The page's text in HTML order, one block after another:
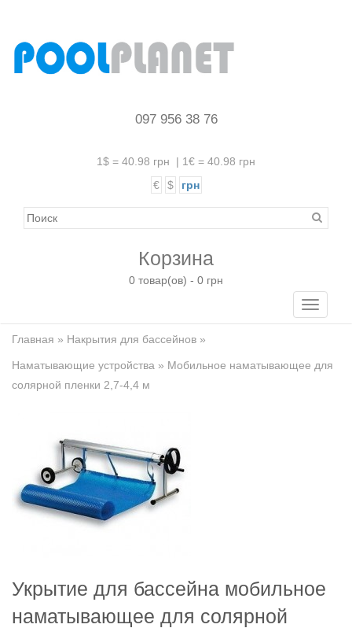
097 956 38 76
1$ = 40.98 грн | 1€ = 40.98 грн
€
$ грн
Корзина
0 товар(ов) - 0 грн
Toggle
Главная » Накрытия для бассейнов »
Наматывающие устройства » Мобильное наматывающее для
солярной пленки 2,7-4,4 м
Укрытие для бассейна мобильное
наматывающее для солярной